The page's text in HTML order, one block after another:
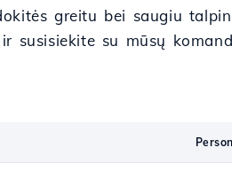
greitu bei saugiu
susisiekite su mūsų